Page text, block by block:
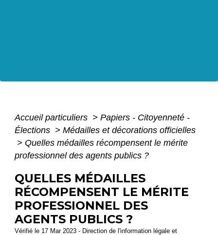
Accueil particuliers > Papiers - Citoyenneté -
Élections > Médailles et décorations officielles
> Quelles médailles récompensent le mérite
professionnel des agents publics ?
QUELLES MÉDAILLES
RÉCOMPENSENT LE MÉRITE
PROFESSIONNEL DES
AGENTS PUBLICS ?
Vérifié le 17 Mar 2023 - Direction de l'information légale et